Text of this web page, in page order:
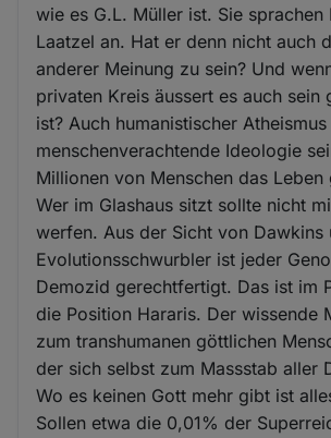
wie es G.L. Müller ist. Sie sprachen
Laatzel an. Hat er denn nicht auch
anderer Meinung zu sein? Und
privaten Kreis äussert es auch sein
ist? Auch humanistischer
menschenverachtende Ideologie
Millionen von Menschen das Leben
Wer im Glashaus sitzt sollte nicht
werfen. Aus der Sicht von Dawkins
Evolutionsschwurbler ist jeder
Demozid gerechtfertigt. Das ist im
die Position Hararis. Der wissende
zum transhumanen göttlichen
der sich selbst zum Massstab aller
Wo es keinen Gott mehr gibt ist
Sollen etwa die 0,01% der